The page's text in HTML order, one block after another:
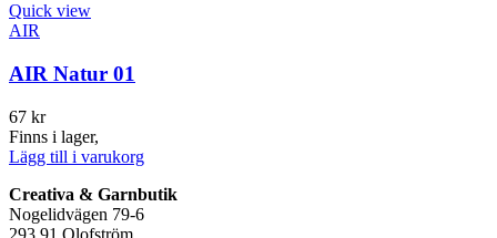
Quick view
AIR
AIR Natur 01
67 kr
Finns i lager,
Lägg till i varukorg
Creativa & Garnbutik
Nogelidvägen 79-6
293 91 Olofström